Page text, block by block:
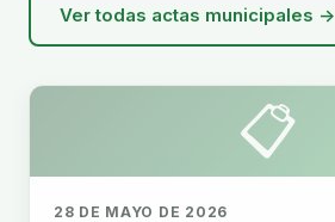
Ver todas actas municipales →
📋
28 DE MAYO DE 2026